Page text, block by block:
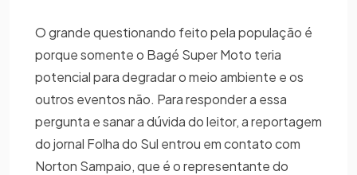
O grande questionando feito pela população é
porque somente o Bagé Super Moto teria
potencial para degradar o meio ambiente e os
outros eventos não. Para responder a essa
pergunta e sanar a dúvida do leitor, a reportagem
do jornal Folha do Sul entrou em contato com
Norton Sampaio, que é o representante do